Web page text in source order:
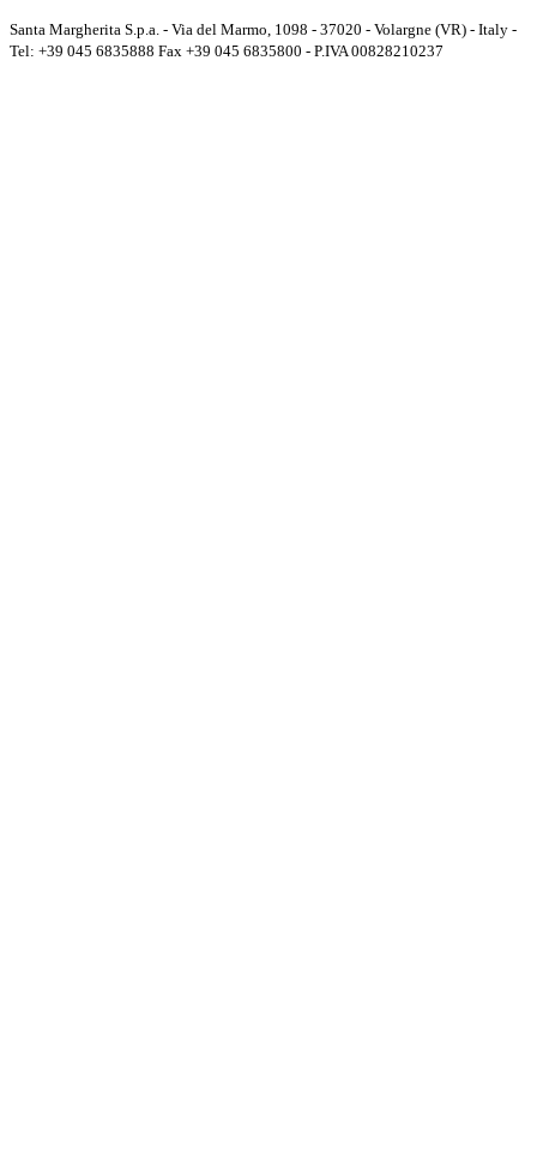
Santa Margherita S.p.a. - Via del Marmo, 1098 - 37020 - Volargne (VR) - Italy -
Tel: +39 045 6835888 Fax +39 045 6835800 - P.IVA 00828210237